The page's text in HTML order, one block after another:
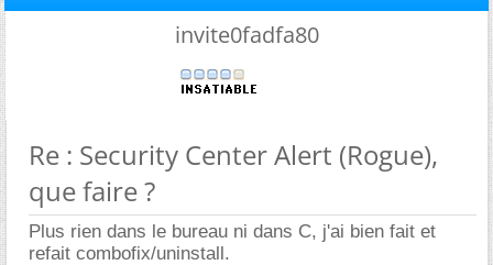
invite0fadfa80
Re : Security Center Alert (Rogue),
que faire ?
Plus rien dans le bureau ni dans C, j'ai bien fait et
refait combofix/uninstall.